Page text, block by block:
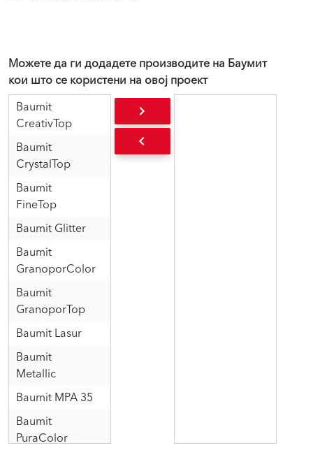
Можете да ги додадете производите на Баумит
кои што се користени на овој проект
Baumit
CreativTop
Baumit
CrystalTop
Baumit
FineTop
Baumit Glitter
Baumit
GranoporColor
Baumit
GranoporTop
Baumit Lasur
Baumit
Metallic
Baumit MPA 35
Baumit
PuraColor
keyboard_arrow_right
keyboard_arrow_left